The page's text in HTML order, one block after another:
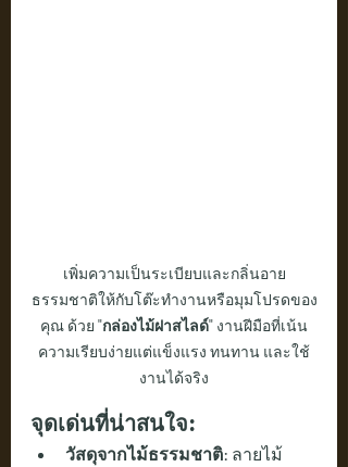
เพิ่มความเป็นระเบียบและกลิ่นอาย
ธรรมชาติให้กับโต๊ะทำงานหรือมุมโปรดของ
คุณ ด้วย "กล่องไม้ฝาสไลด์" งานฝีมือที่เน้น
ความเรียบง่ายแต่แข็งแรง ทนทาน และใช้
งานได้จริง
จุดเด่นที่น่าสนใจ:
วัสดุจากไม้ธรรมชาติ: ลายไม้